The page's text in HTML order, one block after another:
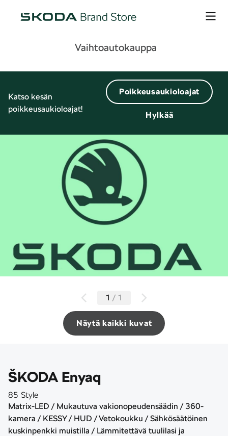
Vaihtoautokauppa
Katso kesän
poikkeusaukioloajat!
Poikkeusaukioloajat
Hylkää
Näytä kaikki kuvat
1 / 1
ŠKODA Enyaq
85 Style
Matrix-LED / Mukautuva vakionopeudensäädin / 360-
kamera / KESSY / HUD / Vetokoukku / Sähkösäätöinen
kuskinpenkki muistilla / Lämmitettävä tuulilasi ja